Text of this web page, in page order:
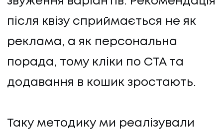
після квізу сприймається не як
реклама, а як персональна
порада, тому кліки по CTA та
додавання в кошик зростають.
Таку методику ми реалізували